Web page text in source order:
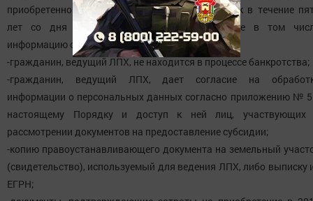
приобретенного поголовья нетелей и первотелок в течение
лет со дня получения субсидии, содержащее в том
информацию о том, что:
-гражданин, ведущий ЛПХ, не находится в процессе банкротства;
-гражданин, ведущий ЛПХ, дает согласие на
информации о персональных данных согласно приложению №
настоящему Порядку и доступ к ней лиц, участвующих
рассмотрении документов на предоставление субсидии;
-копию правоустанавливающего документа на земельный
(свидетельство), используемый для ведения ЛПХ, либо выписку
ЕГРН;